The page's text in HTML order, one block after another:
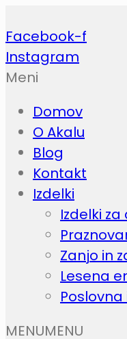
Facebook-f
Instagram
Meni
Domov
O Akalu
Blog
Kontakt
Izdelki
Izdelki
Zanjo in
Lesena
MENUMENU